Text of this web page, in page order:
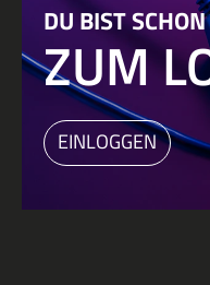
DU BIST
ZUM
EINLOGGEN